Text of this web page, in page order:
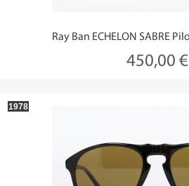
Ray Ban ECHELON SABRE
450,00 €
1978